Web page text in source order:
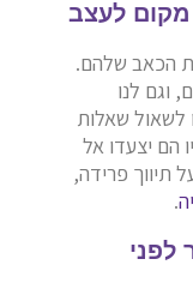
הכאב שלהם.
וגם לנו
לשאול שאלות
הם יצעדו אל
תיווך פרידה,
.
לפני